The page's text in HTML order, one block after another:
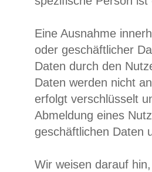
Eine Ausnahme
oder geschäftlicher
Daten durch den
Daten werden nicht
erfolgt verschlüsselt
Abmeldung eines
geschäftlichen Daten
Wir weisen darauf